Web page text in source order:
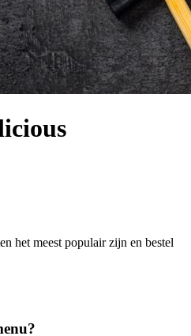
het meest populair zijn en bestel